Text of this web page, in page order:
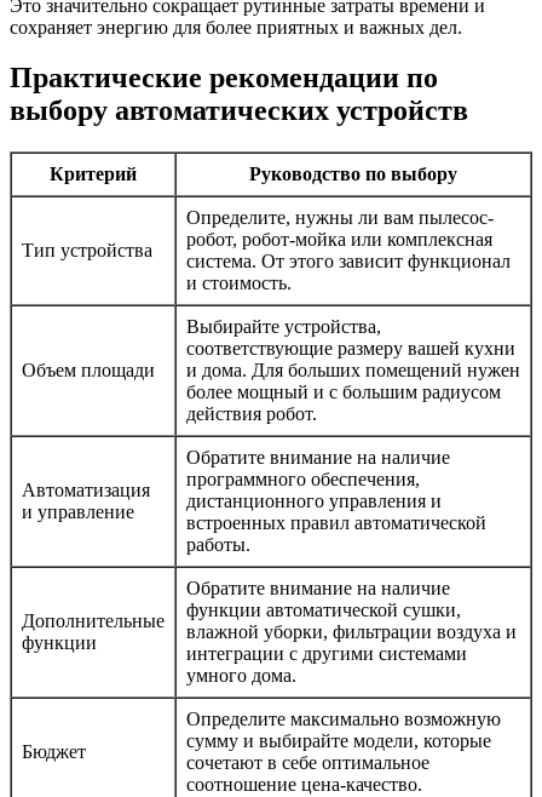
Это значительно сокращает рутинные затраты времени и
сохраняет энергию для более приятных и важных дел.
Практические рекомендации по
выбору автоматических устройств
Критерий Руководство по выбору
Тип устройства
Определите, нужны ли вам пылесос-
робот, робот-мойка или комплексная
система. От этого зависит функционал
и стоимость.
Объем площади
Выбирайте устройства,
соответствующие размеру вашей кухни
и дома. Для больших помещений нужен
более мощный и с большим радиусом
действия робот.
Автоматизация
и управление
Обратите внимание на наличие
программного обеспечения,
дистанционного управления и
встроенных правил автоматической
работы.
Дополнительные
функции
Обратите внимание на наличие
функции автоматической сушки,
влажной уборки, фильтрации воздуха и
интеграции с другими системами
умного дома.
Бюджет
Определите максимально возможную
сумму и выбирайте модели, которые
сочетают в себе оптимальное
соотношение цена-качество.